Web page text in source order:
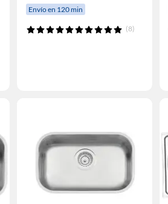
Envío en 120 min
(8)